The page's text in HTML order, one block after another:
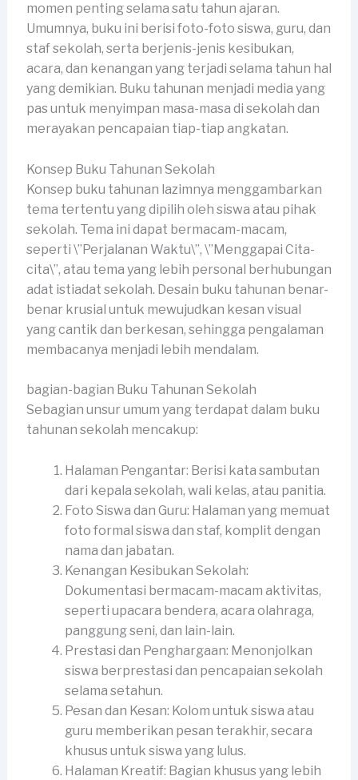
momen penting selama satu tahun ajaran.
Umumnya, buku ini berisi foto-foto siswa, guru, dan
staf sekolah, serta berjenis-jenis kesibukan,
acara, dan kenangan yang terjadi selama tahun hal
yang demikian. Buku tahunan menjadi media yang
pas untuk menyimpan masa-masa di sekolah dan
merayakan pencapaian tiap-tiap angkatan.
Konsep Buku Tahunan Sekolah
Konsep buku tahunan lazimnya menggambarkan
tema tertentu yang dipilih oleh siswa atau pihak
sekolah. Tema ini dapat bermacam-macam,
seperti \”Perjalanan Waktu\”, \”Menggapai Cita-
cita\”, atau tema yang lebih personal berhubungan
adat istiadat sekolah. Desain buku tahunan benar-
benar krusial untuk mewujudkan kesan visual
yang cantik dan berkesan, sehingga pengalaman
membacanya menjadi lebih mendalam.
bagian-bagian Buku Tahunan Sekolah
Sebagian unsur umum yang terdapat dalam buku
tahunan sekolah mencakup:
Halaman Pengantar: Berisi kata sambutan
dari kepala sekolah, wali kelas, atau panitia.
Foto Siswa dan Guru: Halaman yang memuat
foto formal siswa dan staf, komplit dengan
nama dan jabatan.
Kenangan Kesibukan Sekolah:
Dokumentasi bermacam-macam aktivitas,
seperti upacara bendera, acara olahraga,
panggung seni, dan lain-lain.
Prestasi dan Penghargaan: Menonjolkan
siswa berprestasi dan pencapaian sekolah
selama setahun.
Pesan dan Kesan: Kolom untuk siswa atau
guru memberikan pesan terakhir, secara
khusus untuk siswa yang lulus.
Halaman Kreatif: Bagian khusus yang lebih